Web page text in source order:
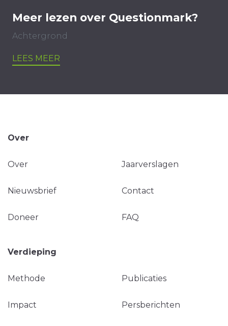
Meer lezen over Questionmark?
Achtergrond
LEES MEER
Over
Over Jaarverslagen
Nieuwsbrief Contact
Doneer FAQ
Verdieping
Methode Publicaties
Impact Persberichten